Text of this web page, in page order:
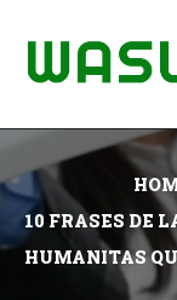
10 FRASES DE
HUMANITAS